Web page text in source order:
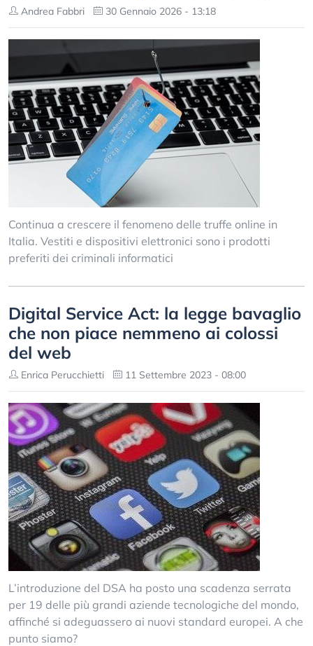
Andrea Fabbri 30 Gennaio 2026 - 13:18
Continua a crescere il fenomeno delle truffe online in
Italia. Vestiti e dispositivi elettronici sono i prodotti
preferiti dei criminali informatici
Digital Service Act: la legge bavaglio
che non piace nemmeno ai colossi
del web
Enrica Perucchietti 11 Settembre 2023 - 08:00
L’introduzione del DSA ha posto una scadenza serrata
per 19 delle più grandi aziende tecnologiche del mondo,
affinché si adeguassero ai nuovi standard europei. A che
punto siamo?